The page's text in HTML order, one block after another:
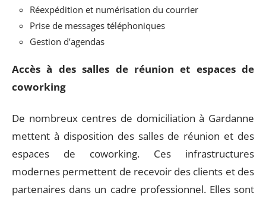
Réexpédition et numérisation du courrier
Prise de messages téléphoniques
Gestion d’agendas
Accès à des salles de réunion et espaces de
coworking
De nombreux centres de domiciliation à Gardanne
mettent à disposition des salles de réunion et des
espaces de coworking. Ces infrastructures
modernes permettent de recevoir des clients et des
partenaires dans un cadre professionnel. Elles sont